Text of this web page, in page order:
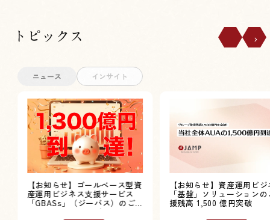
ニュース インサイト
【お知らせ】ゴールベース型資
産運用ビジネス支援サービス
「GBASs」（ジーバス）のご
支援残高1,300億円突破
【お知らせ】資産運用ビ
「基盤」ソリューション
援残高 1,500 億円突破